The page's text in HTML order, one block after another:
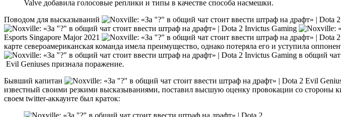
Valve добавила голосовые реплики и типы в качестве способа насмешки.
Поводом для высказываний
Invictus Gaming
Esports Singapore Major 2021
карте североамериканская команда имела преимущество, однако потеряла его и уступила
Invictus Gaming в общий
Evil Geniuses признала поражение.
Бывший капитан
Evil
известный своими резкими высказываниями, поставил высшую оценку провокации со стороны
своем twitter-аккаунте был краток: